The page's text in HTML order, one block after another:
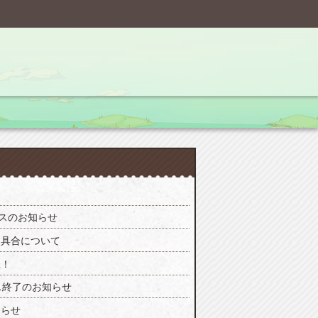
のお知らせ
合について
了のお知らせ
せ